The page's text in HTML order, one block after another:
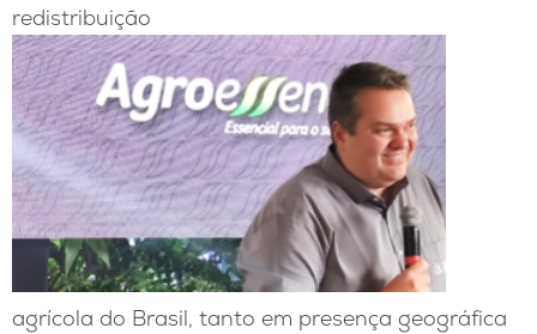
redistribuição
agrícola do Brasil, tanto em presença geográfica